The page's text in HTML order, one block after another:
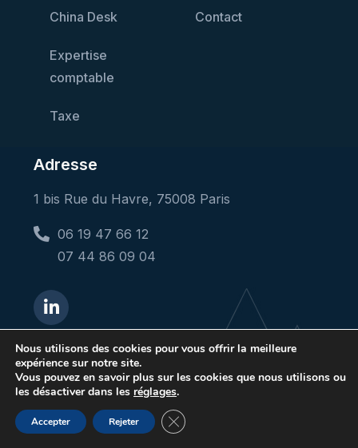
China Desk
Expertise
comptable
Taxe
Contact
Adresse
1 bis Rue du Havre, 75008 Paris
06 19 47 66 12
07 44 86 09 04
© 2023 CAA. All rights reserved |
légales
Nous utilisons des cookies pour vous offrir la meilleure
expérience sur notre site.
Vous pouvez en savoir plus sur les cookies que nous utilisons ou
les désactiver dans les réglages.
Accepter Rejeter Close GDPR Cookie Banner